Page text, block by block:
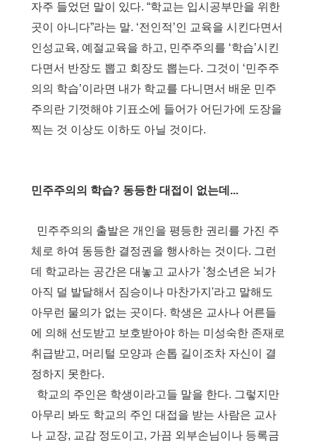
자주 들었던 말이 있다. “학교는 입시공부만을 위한
곳이 아니다”라는 말. ‘전인적’인 교육을 시킨다면서
인성교육, 예절교육을 하고, 민주주의를 ‘학습’시킨
다면서 반장도 뽑고 회장도 뽑는다. 그것이 ‘민주주
의의 학습’이라면 내가 학교를 다니면서 배운 민주
주의란 기껏해야 기표소에 들어가 어딘가에 도장을
찍는 것 이상도 이하도 아닐 것이다.
민주주의의 학습? 동등한 대접이 없는데...
민주주의의 출발은 개인을 평등한 권리를 가진 주
체로 하여 동등한 결정권을 행사하는 것이다. 그런
데 학교라는 공간은 대놓고 교사가 '청소년은 뇌가
아직 덜 발달해서 짐승이나 마찬가지 '라고 말해도
아무런 물의가 없는 곳이다. 학생은 교사나 어른들
에 의해 선도받고 보호받아야 하는 미성숙한 존재로
취급받고, 머리털 모양과 손톱 길이조차 자신이 결
정하지 못한다.
학교의 주인은 학생이라고들 말을 한다. 그렇지만
아무리 봐도 학교의 주인 대접을 받는 사람은 교사
나 교장, 교감 정도이고, 가끔 외부손님이나 등록금